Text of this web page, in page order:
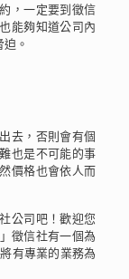
，一定要到徵信
能夠知道公司內
。
去，否則會有個
也是不可能的事
價格也會依人而
公司吧！歡迎您
」徵信社有一個為
有專業的業務為